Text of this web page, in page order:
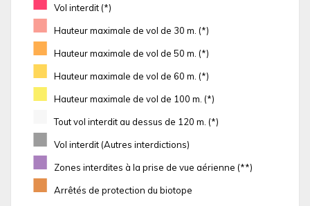
Vol interdit (*)
■ Hauteur maximale de vol de 30 m. (*)
■ Hauteur maximale de vol de 50 m. (*)
■ Hauteur maximale de vol de 60 m. (*)
■ Hauteur maximale de vol de 100 m. (*)
Tout vol interdit au dessus de 120 m. (*)
■ Vol interdit (Autres interdictions)
■ Zones interdites à la prise de vue aérienne (**)
■ Arrêtés de protection du biotope